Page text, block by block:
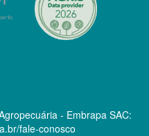
- Embrapa SAC:
fale-conosco